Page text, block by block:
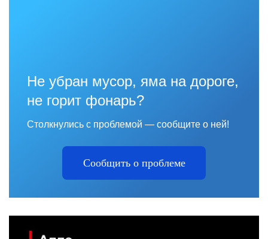
Не убран мусор, яма на дороге,
не горит фонарь?
Столкнулись с проблемой — сообщите о ней!
Сообщить о проблеме